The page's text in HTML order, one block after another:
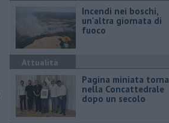
Incendi nei boschi,
un'altra giornata di
fuoco
Attualità
Pagina miniata torna
nella Concattedrale
dopo un secolo